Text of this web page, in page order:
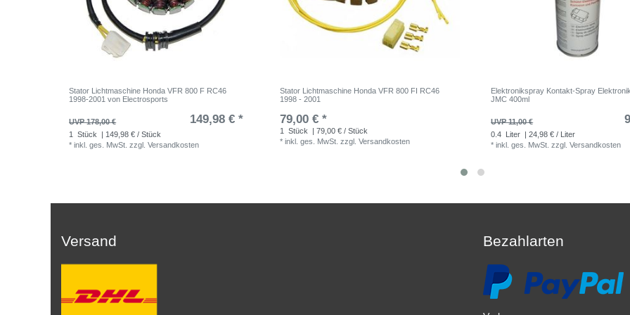
Stator Lichtmaschine Honda VFR 800 F RC46
1998-2001 von Electrosports
UVP 178,00 € 149,98 € *
1 Stück
| 149,98 € / Stück
*inkl. ges. MwSt. zzgl.Versandkosten
Stator Lichtmaschine Honda VFR 800 FI RC46
1998 - 2001
79,00 € *
1 Stück
| 79,00 € / Stück
*inkl. ges. MwSt. zzgl.Versandkosten
Elektronikspray Kontakt-Spray
JMC 400ml
UVP 11,00 €
0.4 Liter
| 24,98 € / Liter
*inkl. ges. MwSt. zzgl.Versandkosten
Versand Bezahlarten